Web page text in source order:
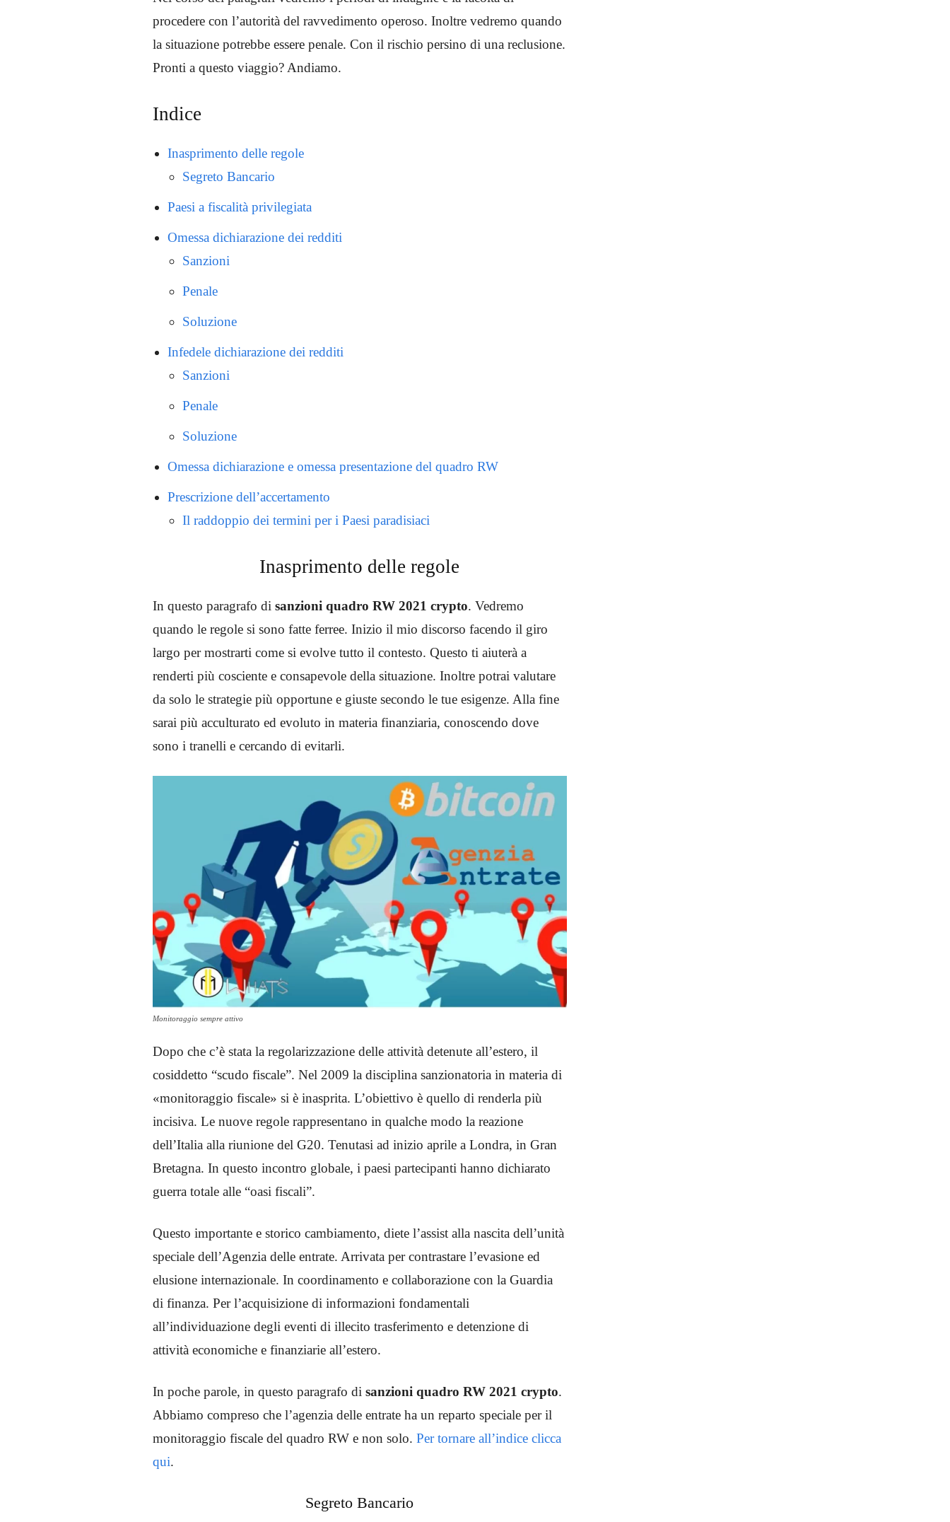
procedere con l’autorità del ravvedimento operoso. Inoltre vedremo quando
la situazione potrebbe essere penale. Con il rischio persino di una reclusione.
Pronti a questo viaggio? Andiamo.
Indice
Inasprimento delle regole
Segreto Bancario
Paesi a fiscalità privilegiata
Omessa dichiarazione dei redditi
Sanzioni
Penale
Soluzione
Infedele dichiarazione dei redditi
Sanzioni
Penale
Soluzione
Omessa dichiarazione e omessa presentazione del quadro RW
Prescrizione dell’accertamento
Il raddoppio dei termini per i Paesi paradisiaci
Inasprimento delle regole
In questo paragrafo di sanzioni quadro RW 2021 crypto. Vedremo
quando le regole si sono fatte ferree. Inizio il mio discorso facendo il giro
largo per mostrarti come si evolve tutto il contesto. Questo ti aiuterà a
renderti più cosciente e consapevole della situazione. Inoltre potrai valutare
da solo le strategie più opportune e giuste secondo le tue esigenze. Alla fine
sarai più acculturato ed evoluto in materia finanziaria, conoscendo dove
sono i tranelli e cercando di evitarli.
Monitoraggio sempre attivo
Dopo che c’è stata la regolarizzazione delle attività detenute all’estero, il
cosiddetto “scudo fiscale”. Nel 2009 la disciplina sanzionatoria in materia di
«monitoraggio fiscale» si è inasprita. L’obiettivo è quello di renderla più
incisiva. Le nuove regole rappresentano in qualche modo la reazione
dell’Italia alla riunione del G20. Tenutasi ad inizio aprile a Londra, in Gran
Bretagna. In questo incontro globale, i paesi partecipanti hanno dichiarato
guerra totale alle “oasi fiscali”.
Questo importante e storico cambiamento, diete l’assist alla nascita dell’unità
speciale dell’Agenzia delle entrate. Arrivata per contrastare l’evasione ed
elusione internazionale. In coordinamento e collaborazione con la Guardia
di finanza. Per l’acquisizione di informazioni fondamentali
all’individuazione degli eventi di illecito trasferimento e detenzione di
attività economiche e finanziarie all’estero.
In poche parole, in questo paragrafo di sanzioni quadro RW 2021 crypto.
Abbiamo compreso che l’agenzia delle entrate ha un reparto speciale per il
monitoraggio fiscale del quadro RW e non solo. Per tornare all’indice clicca
qui.
Segreto Bancario